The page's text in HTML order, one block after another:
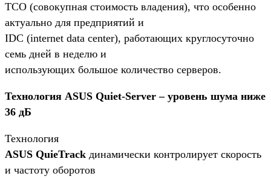
ТСО (совокупная стоимость владения), что особенно
актуально для предприятий и
IDC (internet data center), работающих круглосуточно
семь дней в неделю и
использующих большое количество серверов.
Технология ASUS Quiet-Server – уровень шума ниже
36 дБ
Технология
ASUS QuieTrack динамически контролирует скорость
и частоту оборотов